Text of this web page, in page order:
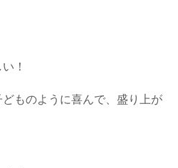
！
ものように喜んで、盛り上が